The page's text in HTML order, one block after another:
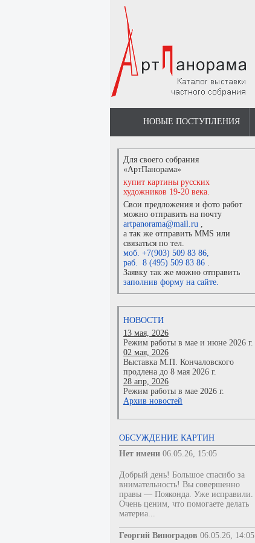
НОВЫЕ ПОСТУПЛЕНИЯ
Для своего собрания
«АртПанорама»
купит картины русских
художников 19-20 века.
Свои предложения и фото работ
можно отправить на почту
artpanorama@mail.ru ,
а так же отправить MMS или
связаться по тел.
моб. +7(903) 509 83 86,
раб. 8 (495) 509 83 86 .
Заявку так же можно отправить
заполнив форму на сайте.
НОВОСТИ
13 мая, 2026
Режим работы в мае и июне 2026 г.
02 мая, 2026
Выставка М.П. Кончаловского
продлена до 8 мая 2026 г.
28 апр, 2026
Режим работы в мае 2026 г.
Архив новостей
ОБСУЖДЕНИЕ КАРТИН
Нет имени 06.05.26, 15:05
Добрый день! Большое спасибо за
внимательность! Вы совершенно
правы — Пояконда. Уже исправили.
Очень ценим, что помогаете делать
материа...
Георгий Виноградов 06.05.26, 14:05